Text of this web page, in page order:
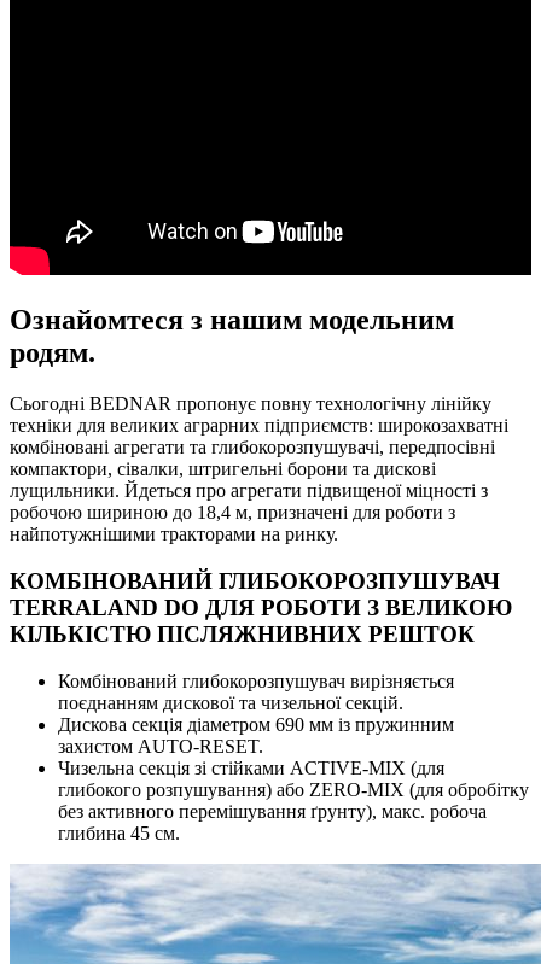
Ознайомтеся з нашим модельним
родям.
Сьогодні BEDNAR пропонує повну технологічну лінійку
техніки для великих аграрних підприємств: широкозахватні
комбіновані агрегати та глибокорозпушувачі, передпосівні
компактори, сівалки, штригельні борони та дискові
лущильники. Йдеться про агрегати підвищеної міцності з
робочою шириною до 18,4 м, призначені для роботи з
найпотужнішими тракторами на ринку.
КОМБІНОВАНИЙ ГЛИБОКОРОЗПУШУВАЧ
TERRALAND DO ДЛЯ РОБОТИ З ВЕЛИКОЮ
КІЛЬКІСТЮ ПІСЛЯЖНИВНИХ РЕШТОК
Комбінований глибокорозпушувач вирізняється
поєднанням дискової та чизельної секцій.
Дискова секція діаметром 690 мм із пружинним
захистом AUTO-RESET.
Чизельна секція зі стійками ACTIVE-MIX (для
глибокого розпушування) або ZERO-MIX (для обробітку
без активного перемішування ґрунту), макс. робоча
глибина 45 см.